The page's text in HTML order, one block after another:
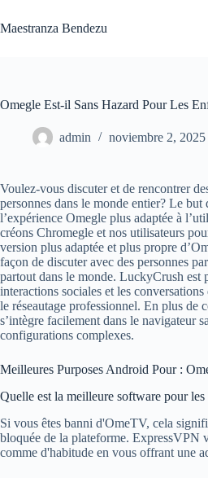
al
contenido
Maestranza Bendezu
Omegle Est-il Sans Hazard Pour Les
admin noviembre 2, 2025
Voulez-vous discuter et de rencontrer
personnes dans le monde entier? Le but
l’expérience Omegle plus adaptée à
créons Chromegle et nos utilisateurs
version plus adaptée et plus propre
façon de discuter avec des personnes
partout dans le monde. LuckyCrush est
interactions sociales et les
le réseautage professionnel. En plus de
s’intègre facilement dans le navigateur
configurations complexes.
Meilleures Purposes Android Pour :
Quelle est la meilleure software pour
Si vous êtes banni d'OmeTV, cela
bloquée de la plateforme. ExpressVPN
comme d'habitude en vous offrant une